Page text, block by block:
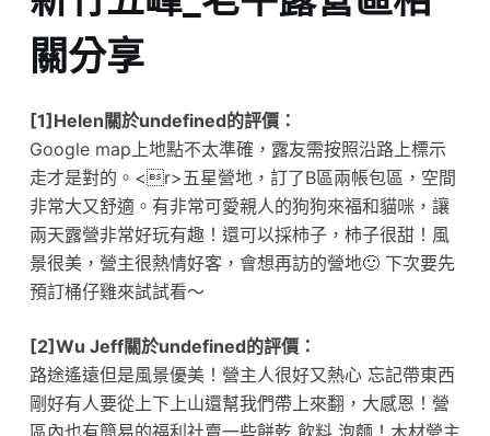
關分享
[1]Helen關於undefined的評價：
Google map上地點不太準確，露友需按照沿路上標示
走才是對的。<r>五星營地，訂了B區兩帳包區，空間
非常大又舒適。有非常可愛親人的狗狗來福和貓咪，讓
兩天露營非常好玩有趣！還可以採柿子，柿子很甜！風
景很美，營主很熱情好客，會想再訪的營地🙂 下次要先
預訂桶仔雞來試試看～
[2]Wu Jeff關於undefined的評價：
路途遙遠但是風景優美！營主人很好又熱心 忘記帶東西
剛好有人要從上下上山還幫我們帶上來翻，大感恩！營